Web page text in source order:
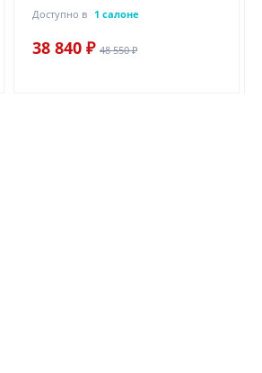
Доступно в 1 салоне
38 840 ₽ 48 550 ₽